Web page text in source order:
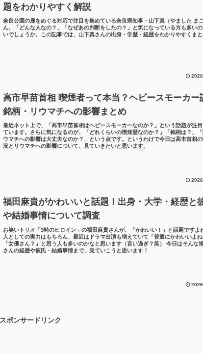
題をわかりやすく解説
奈良公園の鹿をめぐる対応で注目を集めている奈良県知事・山下真（やました ま
ん。「どんな人なの？」「なぜあの判断をしたの？」と気になっている方も多い
いでしょうか。この記事では、山下真さんの出身・学歴・経歴をわかりやすくま
高市早苗首相 喫煙者って本当？ヘビースモーカー
銘柄・リウマチへの影響まとめ
最近ネット上で、「高市早苗首相はヘビースモーカーなのか？」という話題が注
ています。さらに気になるのが、「どれくらいの喫煙歴なのか？」「銘柄は？」「
ウマチへの影響は大丈夫なのか？」という点です。というわけで今日は高市首相
況とリウマチへの影響について、見ていきたいと思います。
福田麻貴がかわいいと話題！出身・大学・経歴と
や結婚事情について調査
お笑いトリオ「3時のヒロイン」の福田麻貴さんが、「かわいい！」と話題ですよ
人としての実力はもちろん、最近はドラマ出演も増えていて「普通にかわいいよね
「女優さん？」と思う人も多いのかなと思います（言い過ぎ？笑） 今日はそんな
さんの経歴や彼氏・結婚事情まで、見ていこうと思います！
スポンサードリンク